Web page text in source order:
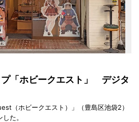
「ホビークエスト」 デジタ
（ホビークエスト）」（豊島区池袋2）
た。